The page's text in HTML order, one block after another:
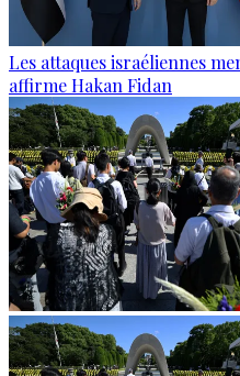
Les attaques israéliennes
affirme Hakan Fidan